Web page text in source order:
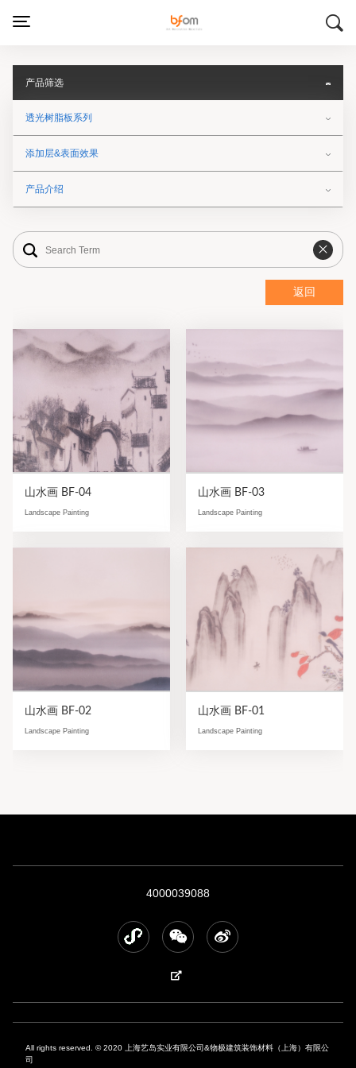
产品筛选
透光树脂板系列
添加层&表面效果
产品介绍
返回
山水画 BF-04
Landscape Painting
山水画 BF-03
Landscape Painting
山水画 BF-02
Landscape Painting
山水画 BF-01
Landscape Painting
4000039088
All rights reserved. © 2020 上海艺岛实业有限公司&物极建筑装饰材料（上海）有限公
司